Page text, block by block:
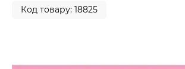
Код товару: 18825